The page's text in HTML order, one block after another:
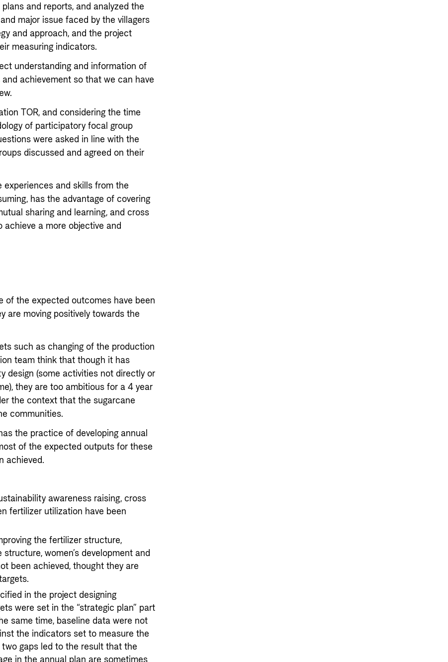
and reports, and analyzed the
major issue faced by the villagers
and approach, and the project
measuring indicators.
understanding and information of
achievement so that we can have
TOR, and considering the time
of participatory focal group
were asked in line with the
discussed and agreed on their
experiences and skills from the
has the advantage of covering
sharing and learning, and cross
a more objective and
of the expected outcomes have been
are moving positively towards the
such as changing of the production
team think that though it has
design (some activities not directly or
they are too ambitious for a 4 year
the context that the sugarcane
communities.
the practice of developing annual
of the expected outputs for these
achieved.
awareness raising, cross
fertilizer utilization have been
the fertilizer structure,
women’s development and
been achieved, thought they are
in the project designing
were set in the “strategic plan” part
same time, baseline data were not
the indicators set to measure the
gaps led to the result that the